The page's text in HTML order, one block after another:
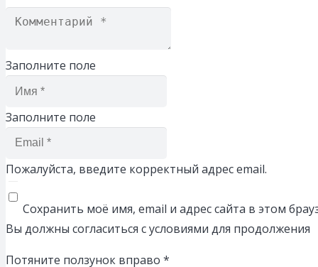
Заполните поле
Заполните поле
Пожалуйста, введите корректный адрес email.
Сохранить моё имя, email и адрес сайта в этом
Вы должны согласиться с условиями для продолжения
Потяните ползунок вправо *